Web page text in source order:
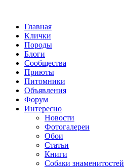
Главная
Клички
Породы
Блоги
Сообщества
Приюты
Питомники
Объявления
Форум
Интересно
Новости
Фотогалереи
Обои
Статьи
Книги
Собаки знаменитостей